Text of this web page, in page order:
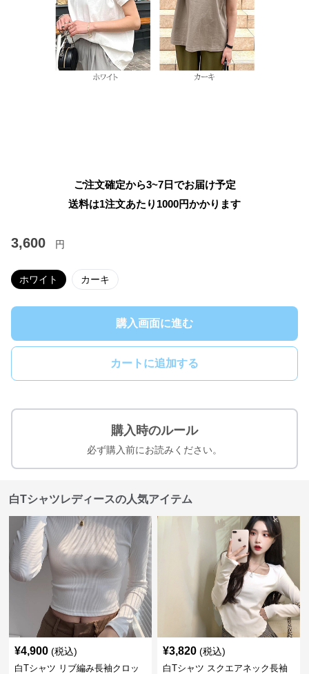
ご注文確定から3~7日でお届け予定
送料は1注文あたり 1000円かかります
3,600 円
ホワイト カーキ
購入画面に進む
カートに追加する
購入時のルール
必ず購入前にお読みください。
白Tシャツレディースの人気アイテム
¥4,900 (税込)
白Tシャツ リブ編み長袖クロッ
¥3,820 (税込)
白Tシャツ スクエアネック長袖